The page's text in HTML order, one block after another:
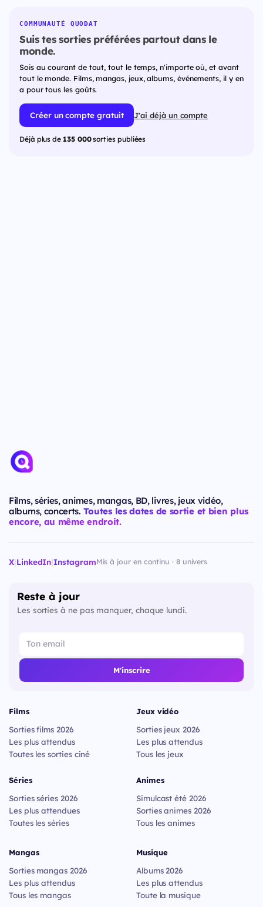
COMMUNAUTÉ QUODAT
Suis tes sorties préférées partout dans le
monde.
Sois au courant de tout, tout le temps, n'importe où, et avant
tout le monde. Films, mangas, jeux, albums, événements, il y en
a pour tous les goûts.
Créer un compte gratuit J'ai déjà un compte
Déjà plus de 135 000sorties publiées
Films, séries, animes, mangas, BD, livres, jeux vidéo,
albums, concerts. Toutes les dates de sortie et bien plus
encore, au même endroit.
X|LinkedIn|InstagramMis à jour en continu · 8 univers
Reste à jour
Les sorties à ne pas manquer, chaque lundi.
M'inscrire
Films
Sorties films 2026
Les plus attendus
Toutes les sorties ciné
Séries
Sorties séries 2026
Les plus attendues
Toutes les séries
Jeux vidéo
Sorties jeux 2026
Les plus attendus
Tous les jeux
Animes
Simulcast été 2026
Sorties animes 2026
Tous les animes
Mangas
Sorties mangas 2026
Les plus attendus
Tous les mangas
Musique
Albums 2026
Les plus attendus
Toute la musique